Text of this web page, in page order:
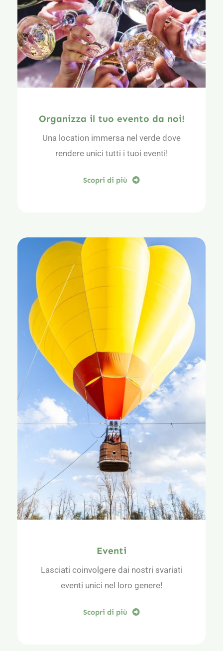
Organizza il tuo evento da noi!
Una location immersa nel verde dove
rendere unici tutti i tuoi eventi!
Scopri di più
Eventi
Lasciati coinvolgere dai nostri svariati
eventi unici nel loro genere!
Scopri di più